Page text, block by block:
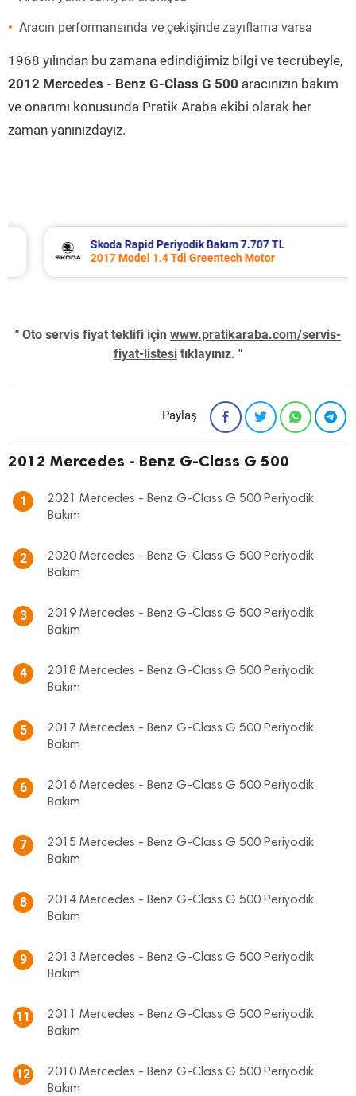
Aracın performansında ve çekişinde zayıflama varsa
1968 yılından bu zamana edindiğimiz bilgi ve tecrübeyle,
2012 Mercedes - Benz G-Class G 500 aracınızın bakım
ve onarımı konusunda Pratik Araba ekibi olarak her
zaman yanınızdayız.
Skoda Rapid Periyodik Bakım 7.707 TL
2017 Model 1.4 Tdi Greentech Motor
" Oto servis fiyat teklifi için www.pratikaraba.com/servis-
fiyat-listesi tıklayınız. "
Paylaş
2012 Mercedes - Benz G-Class G 500
1
2021 Mercedes - Benz G-Class G 500 Periyodik
Bakım
2
2020 Mercedes - Benz G-Class G 500 Periyodik
Bakım
3
2019 Mercedes - Benz G-Class G 500 Periyodik
Bakım
4
2018 Mercedes - Benz G-Class G 500 Periyodik
Bakım
5
2017 Mercedes - Benz G-Class G 500 Periyodik
Bakım
6
2016 Mercedes - Benz G-Class G 500 Periyodik
Bakım
7
2015 Mercedes - Benz G-Class G 500 Periyodik
Bakım
8
2014 Mercedes - Benz G-Class G 500 Periyodik
Bakım
9
2013 Mercedes - Benz G-Class G 500 Periyodik
Bakım
11
2011 Mercedes - Benz G-Class G 500 Periyodik
Bakım
12
2010 Mercedes - Benz G-Class G 500 Periyodik
Bakım